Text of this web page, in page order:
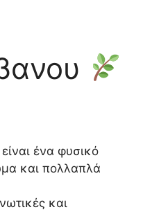
ένα φυσικό
και πολλαπλά
και